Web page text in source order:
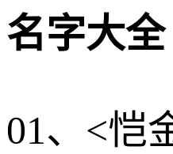
名字大全
01、<恺